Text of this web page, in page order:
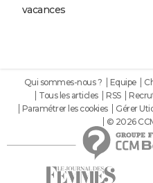
vacances
Qui sommes-nous ? Equipe
Tous les articles
RSS
Paramétrer les cookies
Gérer
© 2026